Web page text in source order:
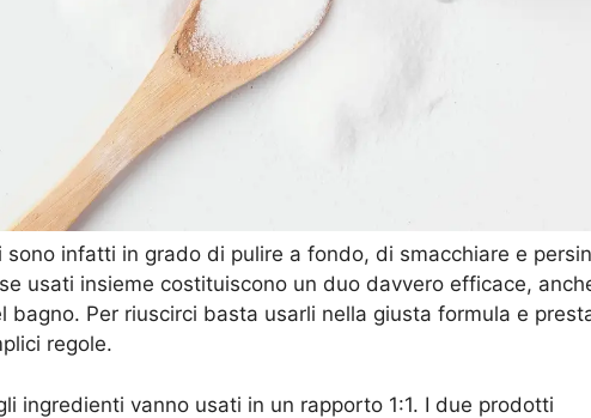
infatti in grado di pulire a fondo, di smacchiare e
usati insieme costituiscono un duo davvero efficace,
bagno. Per riuscirci basta usarli nella giusta formula e
regole.
ingredienti vanno usati in un rapporto 1:1. I due prodotti